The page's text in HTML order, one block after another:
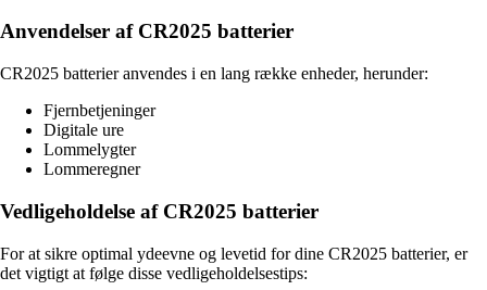
Anvendelser af CR2025 batterier
CR2025 batterier anvendes i en lang række enheder, herunder:
Fjernbetjeninger
Digitale ure
Lommelygter
Lommeregner
Vedligeholdelse af CR2025 batterier
For at sikre optimal ydeevne og levetid for dine CR2025 batterier, er
det vigtigt at følge disse vedligeholdelsestips: